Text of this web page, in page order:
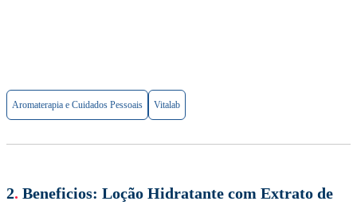
Aromaterapia e Cuidados Pessoais Vitalab
2. Beneficios: Loção Hidratante com Extrato de